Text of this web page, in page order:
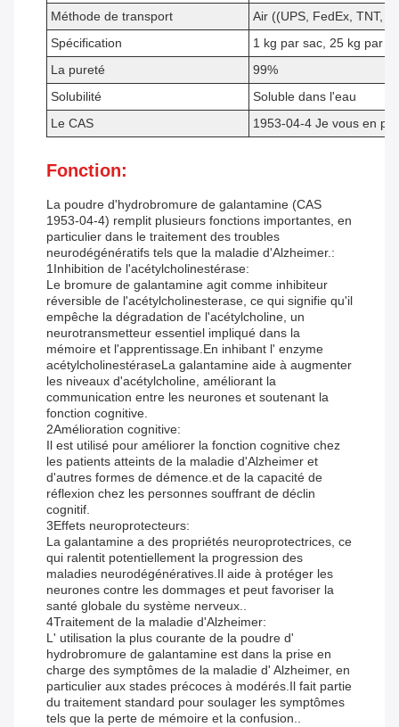
Méthode de transport
Air ((UPS, FedEx, TNT,
Spécification
1 kg par sac, 25 kg par
La pureté
99%
Solubilité
Soluble dans l'eau
Le CAS
1953-04-4 Je vous en
Fonction:
La poudre d'hydrobromure de galantamine (CAS
1953-04-4) remplit plusieurs fonctions importantes, en
particulier dans le traitement des troubles
neurodégénératifs tels que la maladie d'Alzheimer.:
1Inhibition de l'acétylcholinestérase:
Le bromure de galantamine agit comme inhibiteur
réversible de l'acétylcholinesterase, ce qui signifie qu'il
empêche la dégradation de l'acétylcholine, un
neurotransmetteur essentiel impliqué dans la
mémoire et l'apprentissage.En inhibant l' enzyme
acétylcholinestéraseLa galantamine aide à augmenter
les niveaux d'acétylcholine, améliorant la
communication entre les neurones et soutenant la
fonction cognitive.
2Amélioration cognitive:
Il est utilisé pour améliorer la fonction cognitive chez
les patients atteints de la maladie d'Alzheimer et
d'autres formes de démence.et de la capacité de
réflexion chez les personnes souffrant de déclin
cognitif.
3Effets neuroprotecteurs:
La galantamine a des propriétés neuroprotectrices, ce
qui ralentit potentiellement la progression des
maladies neurodégénératives.Il aide à protéger les
neurones contre les dommages et peut favoriser la
santé globale du système nerveux..
4Traitement de la maladie d'Alzheimer:
L' utilisation la plus courante de la poudre d'
hydrobromure de galantamine est dans la prise en
charge des symptômes de la maladie d' Alzheimer, en
particulier aux stades précoces à modérés.Il fait partie
du traitement standard pour soulager les symptômes
tels que la perte de mémoire et la confusion..